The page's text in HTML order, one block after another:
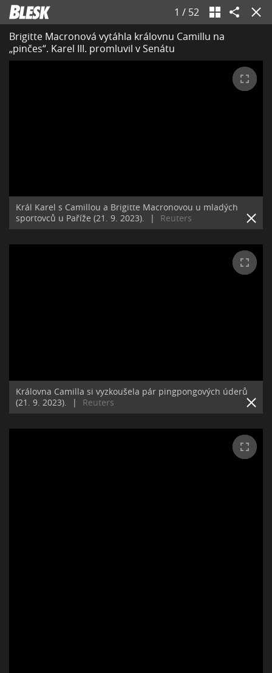
1 / 52
Brigitte Macronová vytáhla královnu Camillu na
„pinčes“. Karel III. promluvil v Senátu
Král Karel s Camillou a Brigitte Macronovou u mladých
sportovců u Paříže (21. 9. 2023).
| Reuters
Královna Camilla si vyzkoušela pár pingpongových úderů
(21. 9. 2023).
| Reuters